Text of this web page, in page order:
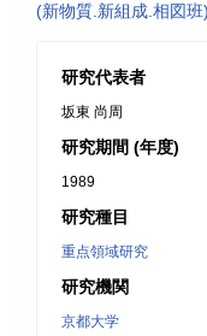
(新物質.新組成.相図班)
研究代表者
坂東 尚周
研究期間 (年度)
1989
研究種目
重点領域研究
研究機関
京都大学